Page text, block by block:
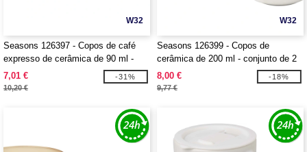
W32
Seasons 126397 - Copos de café
expresso de cerâmica de 90 ml -
conjunto de 2 "Male"
7,01 €
10,20 €
-31%
W32
Seasons 126399 - Copos de
cerâmica de 200 ml - conjunto de 2
"Male"
8,00 €
9,77 €
-18%